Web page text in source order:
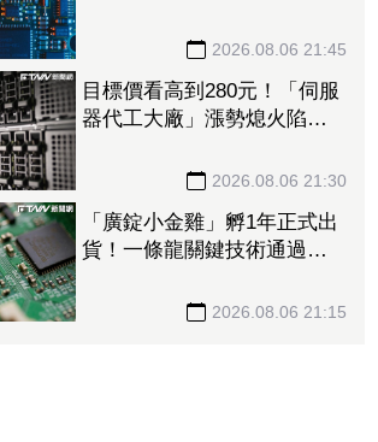
2026.08.06 21:45
目標價看高到280元！「伺服
器代工大廠」漲勢熄火陷連2
張、抽回21億元2026.08.06 21:30
「廣錠小金雞」孵1年正式出
貨！一條龍關鍵技術通過驗
2026.08.06 21:15